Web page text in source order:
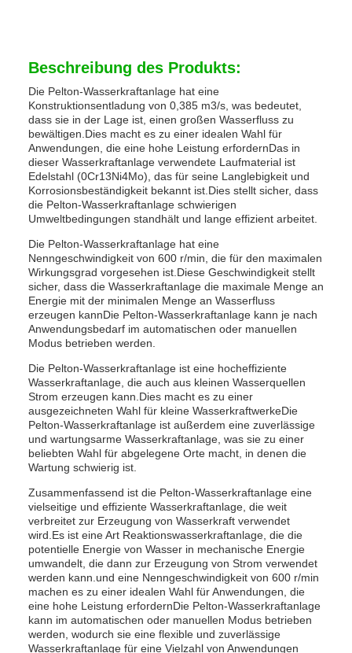
Beschreibung des Produkts:
Die Pelton-Wasserkraftanlage hat eine
Konstruktionsentladung von 0,385 m3/s, was bedeutet,
dass sie in der Lage ist, einen großen Wasserfluss zu
bewältigen.Dies macht es zu einer idealen Wahl für
Anwendungen, die eine hohe Leistung erfordernDas in
dieser Wasserkraftanlage verwendete Laufmaterial ist
Edelstahl (0Cr13Ni4Mo), das für seine Langlebigkeit und
Korrosionsbeständigkeit bekannt ist.Dies stellt sicher, dass
die Pelton-Wasserkraftanlage schwierigen
Umweltbedingungen standhält und lange effizient arbeitet.
Die Pelton-Wasserkraftanlage hat eine
Nenngeschwindigkeit von 600 r/min, die für den maximalen
Wirkungsgrad vorgesehen ist.Diese Geschwindigkeit stellt
sicher, dass die Wasserkraftanlage die maximale Menge an
Energie mit der minimalen Menge an Wasserfluss
erzeugen kannDie Pelton-Wasserkraftanlage kann je nach
Anwendungsbedarf im automatischen oder manuellen
Modus betrieben werden.
Die Pelton-Wasserkraftanlage ist eine hocheffiziente
Wasserkraftanlage, die auch aus kleinen Wasserquellen
Strom erzeugen kann.Dies macht es zu einer
ausgezeichneten Wahl für kleine WasserkraftwerkeDie
Pelton-Wasserkraftanlage ist außerdem eine zuverlässige
und wartungsarme Wasserkraftanlage, was sie zu einer
beliebten Wahl für abgelegene Orte macht, in denen die
Wartung schwierig ist.
Zusammenfassend ist die Pelton-Wasserkraftanlage eine
vielseitige und effiziente Wasserkraftanlage, die weit
verbreitet zur Erzeugung von Wasserkraft verwendet
wird.Es ist eine Art Reaktionswasserkraftanlage, die die
potentielle Energie von Wasser in mechanische Energie
umwandelt, die dann zur Erzeugung von Strom verwendet
werden kann.und eine Nenngeschwindigkeit von 600 r/min
machen es zu einer idealen Wahl für Anwendungen, die
eine hohe Leistung erfordernDie Pelton-Wasserkraftanlage
kann im automatischen oder manuellen Modus betrieben
werden, wodurch sie eine flexible und zuverlässige
Wasserkraftanlage für eine Vielzahl von Anwendungen